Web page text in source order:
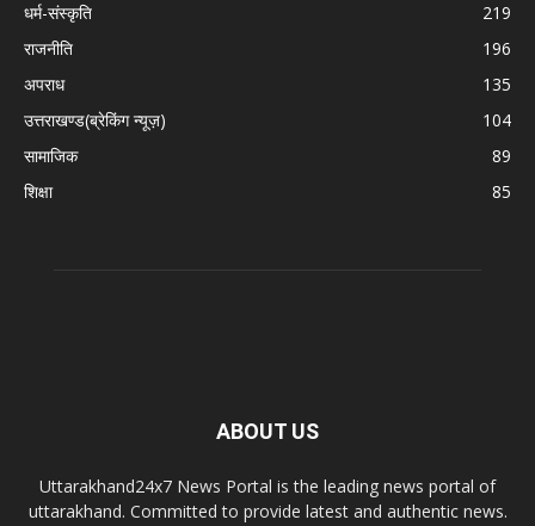
धर्म-संस्कृति
219
राजनीति
196
अपराध
135
उत्तराखण्ड(ब्रेकिंग न्यूज़)
104
सामाजिक
89
शिक्षा
85
ABOUT US
Uttarakhand24x7 News Portal is the leading news portal of
uttarakhand. Committed to provide latest and authentic news.